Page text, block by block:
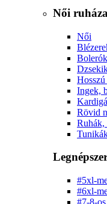
Női
Női
Ingek,
Rövid
Ruhák,
#5xl-
#6xl-
#7-8-os